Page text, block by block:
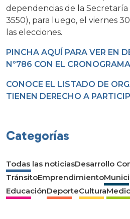
dependencias de la Secretaría
3550), para luego, el viernes
las elecciones.
PINCHA AQUÍ PARA VER EN
Nº786 CON EL
CONOCE EL LISTADO DE
TIENEN DERECHO A
Categorías
Todas las noticiasDesarrollo
TránsitoEmprendimiento
EducaciónDeporteCultura